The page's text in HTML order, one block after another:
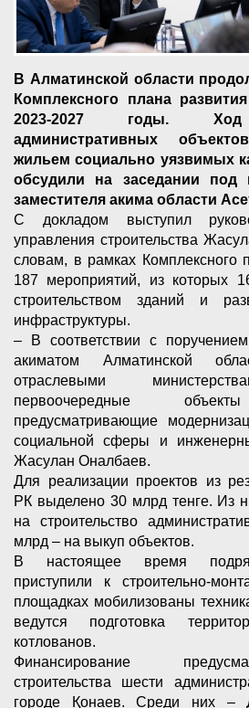
В Алматинской области
Комплексного плана
2023-2027 годы. Ход
административных
жильем социально уязвимых
обсудили на заседании под
заместителя акима области
С докладом выступил
управления строительства
словам, в рамках Комплексного
187 мероприятий, из которых
строительством зданий и
инфраструктуры.
– В соответствии с
акиматом Алматинской
отраслевыми
первоочередные
предусматривающие
социальной сферы и
Жасулан Оналбаев.
Для реализации проектов из
РК выделено 30 млрд тенге. Из
на строительство
млрд – на выкуп объектов.
В настоящее время
приступили к строительно-
площадках мобилизованы
ведутся подготовка
котлованов.
Финансирование
строительства шести
городе Қонаев. Среди них –